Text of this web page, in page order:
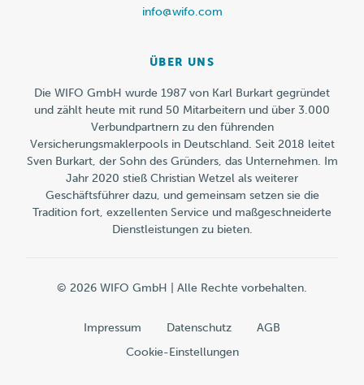
info@wifo.com
ÜBER UNS
Die WIFO GmbH wurde 1987 von Karl Burkart gegründet
und zählt heute mit rund 50 Mitarbeitern und über 3.000
Verbundpartnern zu den führenden
Versicherungsmaklerpools in Deutschland. Seit 2018 leitet
Sven Burkart, der Sohn des Gründers, das Unternehmen. Im
Jahr 2020 stieß Christian Wetzel als weiterer
Geschäftsführer dazu, und gemeinsam setzen sie die
Tradition fort, exzellenten Service und maßgeschneiderte
Dienstleistungen zu bieten.
© 2026 WIFO GmbH | Alle Rechte vorbehalten.
Impressum Datenschutz
AGB
Cookie-Einstellungen